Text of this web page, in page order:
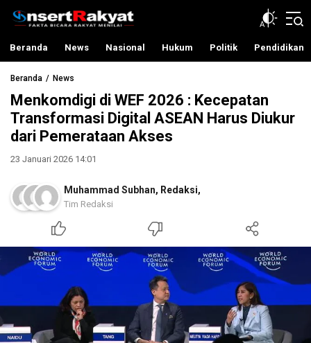
InsertRakyat.com
Fakta Bicara Rakyat Menilai
Beranda News Nasional Hukum Politik Pendidikan
Beranda News
Menkomdigi di WEF 2026 : Kecepatan
Transformasi Digital ASEAN Harus Diukur
dari Pemerataan Akses
23 Januari 2026 14:01
Muhammad Subhan, Redaksi,
Tim Redaksi